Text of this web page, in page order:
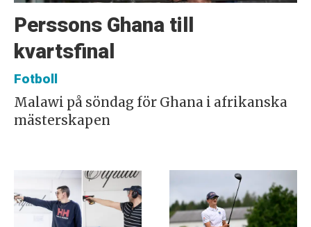
Perssons Ghana till
kvartsfinal
Fotboll
Malawi på söndag för Ghana i afrikanska
mästerskapen